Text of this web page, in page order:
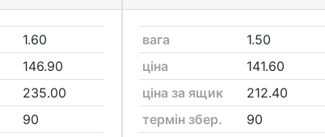
1.60
146.90
235.00
90
вага
1.50
ціна
141.60
ціна за ящик
212.40
термін збер.
90